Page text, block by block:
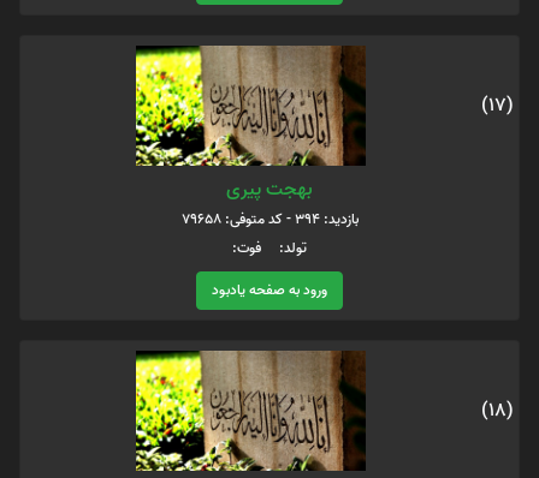
(17)
بهجت پیری
بازدید: 394 - کد متوفی: 79658
تولد: فوت:
ورود به صفحه یادبود
(18)